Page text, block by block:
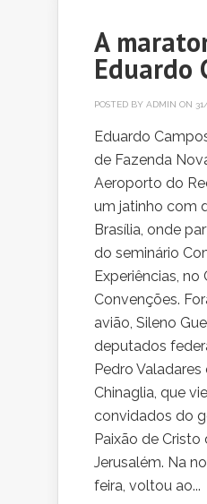
A
Eduardo
POSTED BY ADMIN ON
Eduardo
de Fazenda
Aeroporto do
um jatinho com
Brasília, onde
do seminário
Experiências, no
Convenções.
avião, Sileno
deputados
Pedro Valadares
Chinaglia, que
convidados do
Paixão de Cristo
Jerusalém. Na
feira, voltou ao...